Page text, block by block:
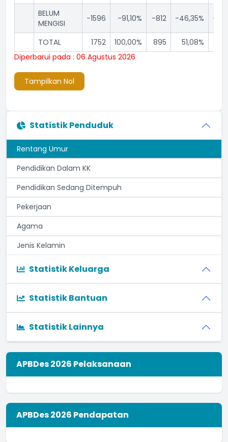
Statistik Penduduk
Rentang Umur
Pendidikan Dalam KK
Pendidikan Sedang Ditempuh
Pekerjaan
Agama
Jenis Kelamin
Statistik Keluarga
Statistik Bantuan
Statistik Lainnya
BELUM
MENGISI
-1596 -91,10% -812 -46,35% -
TOTAL 1752 100,00% 895 51,08%
Diperbarui pada : 06 Agustus 2026
Tampilkan Nol
APBDes 2026 Pelaksanaan
APBDes 2026 Pendapatan